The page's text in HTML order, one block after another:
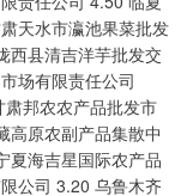
天水市瀛池果菜批发
西县清吉洋芋批发交
场有限责任公司
邦农农产品批发市
高原农副产品集散中
夏海吉星国际农产品
公司 3.20 乌鲁木齐